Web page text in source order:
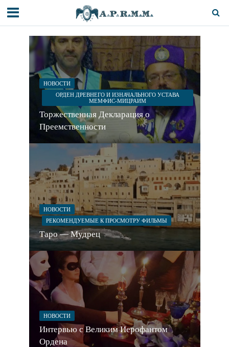
НОВОСТИ
ОРДЕН ДРЕВНЕГО И ИЗНАЧАЛЬНОГО УСТАВА
МЕМФИС-МИЦРАИМ
Торжественная Декларация о
Преемственности
НОВОСТИ
РЕКОМЕНДУЕМЫЕ К ПРОСМОТРУ ФИЛЬМЫ
Таро — Мудрец
НОВОСТИ
Интервью с Великим Иерофантом
Ордена